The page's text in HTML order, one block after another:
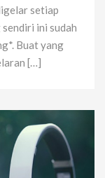
setiap
ini sudah
Buat yang
[…]